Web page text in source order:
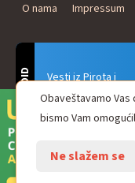
O nama
Impressum
Vesti iz Pirota i
Naxi Plus Radio
Uvek u Vašem
ANDROID
© Pirot plus online -
Obaveštavamo
bismo Vam
Ne slažem se